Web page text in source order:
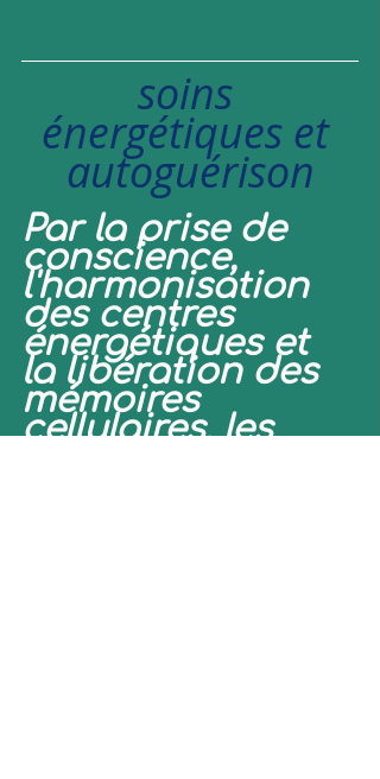
soins
énergétiques et
autoguérison
Par la prise de
conscience,
l'harmonisation
des centres
énergétiques et
la libération des
mémoires
cellulaires, les